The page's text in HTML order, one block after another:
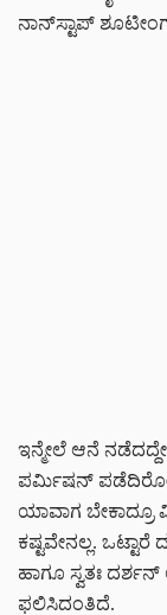
ನಾನ್‌ಸ್ಟಾಪ್
ಇನ್ಮೇಲೆ ಆನೆ
ಪರ್ಮಿಷನ್ ಪಡೆದಿರೋ
ಯಾವಾಗ
ಕಷ್ಟವೇನಲ್ಲ.
ಹಾಗೂ ಸ್ವತಃ ದರ್ಶನ್
ಫಲಿಸಿದಂತಿದೆ.